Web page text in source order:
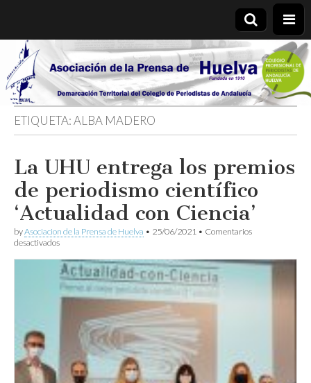
Asociación
de la
Prensa de
Huelva
ETIQUETA:ALBA MADERO
La UHU entrega los premios
de periodismo científico
‘Actualidad con Ciencia’
byAsociacion de la Prensa de Huelva • 25/06/2021 • Comentarios
desactivadosen
UHU
entrega
los
premios
periodismo
científico
‘Actualidad
Ciencia’